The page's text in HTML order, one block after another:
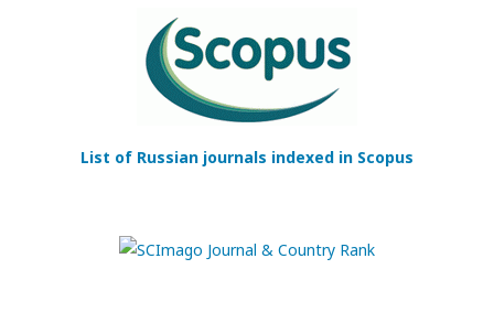
List of Russian journals indexed in Scopus